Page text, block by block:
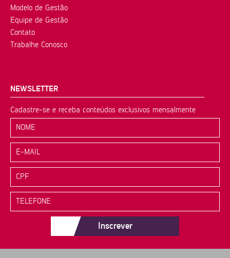
Modelo de Gestão
Equipe de Gestão
Contato
Trabalhe Conosco
NEWSLETTER
Cadastre-se e receba conteúdos exclusivos mensalmente
Inscrever